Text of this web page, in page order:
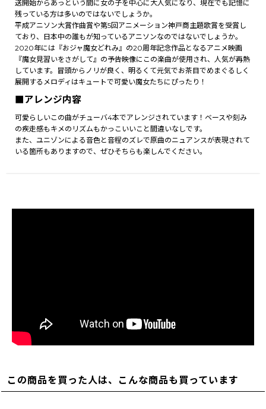
送開始からあっという間に女の子を中心に大人気になり、現在でも記憶に
残っている方は多いのではないでしょうか。
平成アニソン大賞作曲賞や第5回アニメーション神戸商主題歌賞を受賞し
ており、日本中の誰もが知っているアニソンなのではないでしょうか。
2020年には『おジャ魔女どれみ』の20周年記念作品となるアニメ映画
『魔女見習いをさがして』の予告映像にこの楽曲が使用され、人気が再熱
しています。冒頭からノリが良く、明るくて元気でお茶目でめまぐるしく
展開するメロディはキュートで可愛い魔女たちにぴったり！
■アレンジ内容
可愛らしいこの曲がチューバ4本でアレンジされています！ベースや刻み
の疾走感もキメのリズムもかっこいいこと間違いなしです。
また、ユニゾンによる音色と音程のズレで原曲のニュアンスが表現されて
いる箇所もありますので、ぜひそちらも楽しんでください。
この商品を買った人は、こんな商品も買っています